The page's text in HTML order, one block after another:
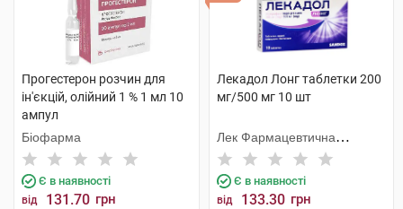
Прогестерон розчин для
ін'єкцій, олійний 1 % 1 мл 10
ампул
Біофарма
Є в наявності
від 131.70 грн
Лекадол Лонг таблетки 200
мг/500 мг 10 шт
Лек Фармацевтична
компанія
Є в наявності
від 133.30 грн